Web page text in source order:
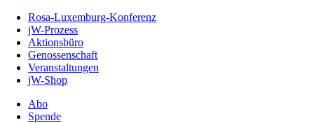
Inhalt
Seite
Rosa-Luxemburg-Konferenz
jW-Prozess
Aktionsbüro
Genossenschaft
Veranstaltungen
jW-Shop
Abo
Spende